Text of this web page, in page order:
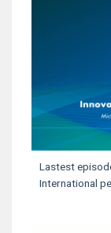
Lastest
International